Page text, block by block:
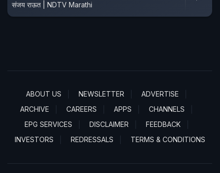
संजय राऊत | NDTV Marathi
ABOUT US NEWSLETTER
ADVERTISE
ARCHIVE
CAREERS APPS
CHANNELS
EPG SERVICES
DISCLAIMER
FEEDBACK
INVESTORS
REDRESSALS TERMS & CONDITIONS